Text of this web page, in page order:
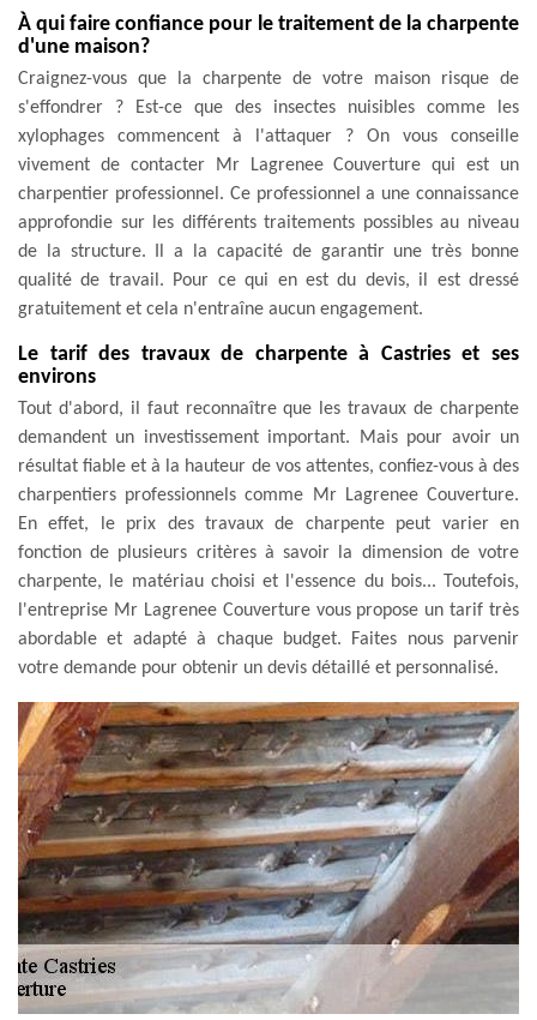
À qui faire confiance pour le traitement de la charpente
d'une maison?
Craignez-vous que la charpente de votre maison risque de
s'effondrer ? Est-ce que des insectes nuisibles comme les
xylophages commencent à l'attaquer ? On vous conseille
vivement de contacter Mr Lagrenee Couverture qui est un
charpentier professionnel. Ce professionnel a une connaissance
approfondie sur les différents traitements possibles au niveau
de la structure. Il a la capacité de garantir une très bonne
qualité de travail. Pour ce qui en est du devis, il est dressé
gratuitement et cela n'entraîne aucun engagement.
Le tarif des travaux de charpente à Castries et ses
environs
Tout d'abord, il faut reconnaître que les travaux de charpente
demandent un investissement important. Mais pour avoir un
résultat fiable et à la hauteur de vos attentes, confiez-vous à des
charpentiers professionnels comme Mr Lagrenee Couverture.
En effet, le prix des travaux de charpente peut varier en
fonction de plusieurs critères à savoir la dimension de votre
charpente, le matériau choisi et l'essence du bois... Toutefois,
l'entreprise Mr Lagrenee Couverture vous propose un tarif très
abordable et adapté à chaque budget. Faites nous parvenir
votre demande pour obtenir un devis détaillé et personnalisé.